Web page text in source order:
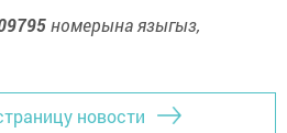
номерына языгыз,
новости